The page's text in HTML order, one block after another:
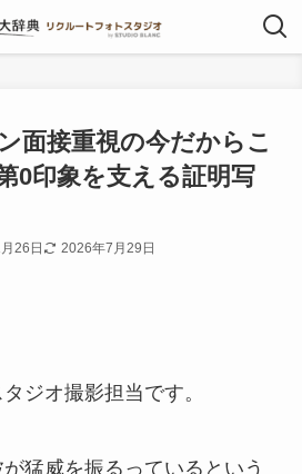
面接重視の今だからこ
0印象を支える証明写
26日 2026年7月29日
ジオ撮影担当です。
猛威を振るっているという